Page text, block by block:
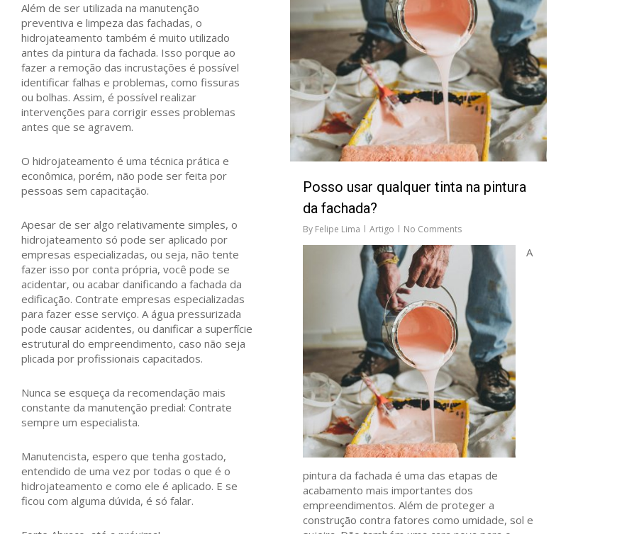
Além de ser utilizada na manutenção
preventiva e limpeza das fachadas, o
hidrojateamento também é muito utilizado
antes da pintura da fachada. Isso porque ao
fazer a remoção das incrustações é possível
identificar falhas e problemas, como fissuras
ou bolhas. Assim, é possível realizar
intervenções para corrigir esses problemas
antes que se agravem.
O hidrojateamento é uma técnica prática e
econômica, porém, não pode ser feita por
pessoas sem capacitação.
Apesar de ser algo relativamente simples, o
hidrojateamento só pode ser aplicado por
empresas especializadas, ou seja, não tente
fazer isso por conta própria, você pode se
acidentar, ou acabar danificando a fachada da
edificação. Contrate empresas especializadas
para fazer esse serviço. A água pressurizada
pode causar acidentes, ou danificar a superfície
estrutural do empreendimento, caso não seja
plicada por profissionais capacitados.
Nunca se esqueça da recomendação mais
constante da manutenção predial: Contrate
sempre um especialista.
Manutencista, espero que tenha gostado,
entendido de uma vez por todas o que é o
hidrojateamento e como ele é aplicado. E se
ficou com alguma dúvida, é só falar.
Posso usar qualquer tinta na pintura
da fachada?
By Felipe Lima Artigo No Comments
A
pintura da fachada é uma das etapas de
acabamento mais importantes dos
empreendimentos. Além de proteger a
construção contra fatores como umidade, sol e